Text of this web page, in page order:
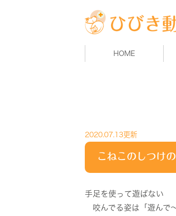
HOME
2020.07.13更新
こねこのしつけ
手足を使って遊ばない
咬んでる姿は「遊んで